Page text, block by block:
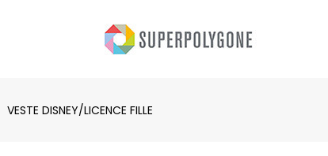
VESTE DISNEY/LICENCE FILLE